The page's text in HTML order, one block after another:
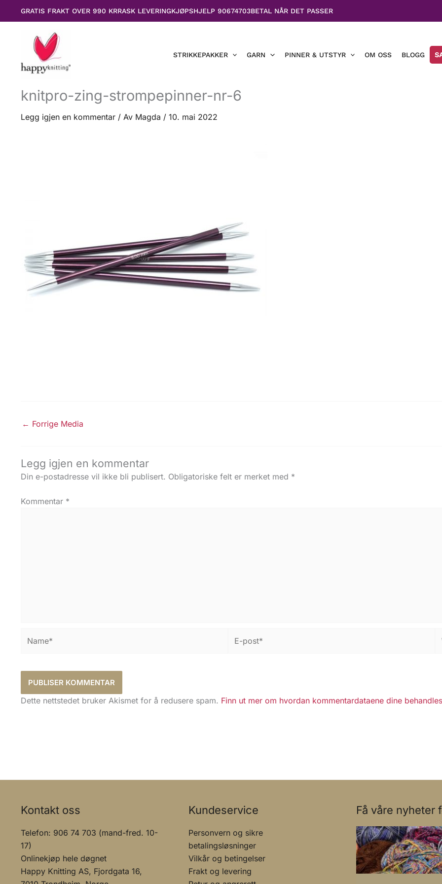
GRATIS FRAKT OVER 990 KRRASK LEVERINGKJØPSHJELP 90674703BETAL NÅR DET PASSER
STRIKKEPAKKER GARN PINNER & UTSTYR OM OSS BLOGG
knitpro-zing-strompepinner-nr-6
Legg igjen en kommentar / Av Magda / 10. mai 2022
← Forrige Media
Legg igjen en kommentar
Din e-postadresse vil ikke bli publisert. Obligatoriske felt er merket med *
Kommentar *
post*
Dette nettstedet bruker Akismet for å redusere spam. Finn ut mer om hvordan kommentardataene dine
Kontakt oss
Telefon: 906 74 703 (mand-fred. 10-
17)
Onlinekjøp hele døgnet
Happy Knitting AS, Fjordgata 16,
Kundeservice
Personvern og sikre
betalingsløsninger
Vilkår og betingelser
Frakt og levering
Få våre nyheter